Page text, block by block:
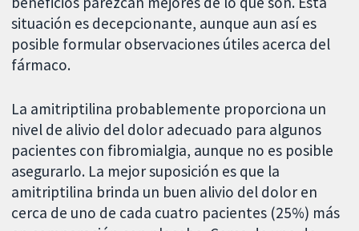
situación es decepcionante, aunque aun así es
posible formular observaciones útiles acerca del
fármaco.
La amitriptilina probablemente proporciona un
nivel de alivio del dolor adecuado para algunos
pacientes con fibromialgia, aunque no es posible
asegurarlo. La mejor suposición es que la
amitriptilina brinda un buen alivio del dolor en
cerca de uno de cada cuatro pacientes (25%) más